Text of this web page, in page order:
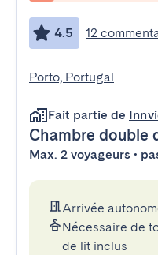
4.5 12
Porto, Portugal
Fait partie de
Chambre double
Max. 2 voyageurs •
Arrivée
Nécessaire de
de lit inclus